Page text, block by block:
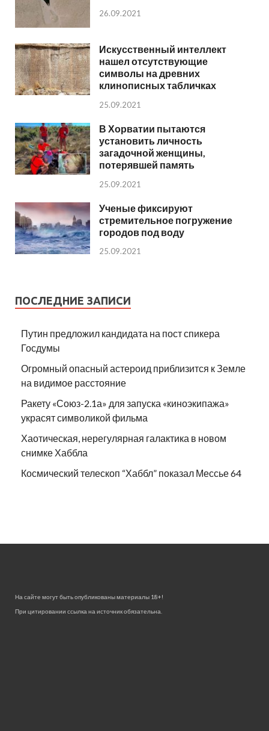
26.09.2021
Искусственный интеллект
нашел отсутствующие
символы на древних
клинописных табличках
25.09.2021
В Хорватии пытаются
установить личность
загадочной женщины,
потерявшей память
25.09.2021
Ученые фиксируют
стремительное погружение
городов под воду
25.09.2021
ПОСЛЕДНИЕ ЗАПИСИ
Путин предложил кандидата на пост спикера
Госдумы
Огромный опасный астероид приблизится к Земле
на видимое расстояние
Ракету «Союз-2.1а» для запуска «киноэкипажа»
украсят символикой фильма
Хаотическая, нерегулярная галактика в новом
снимке Хаббла
Космический телескоп “Хаббл” показал Мессье 64
На сайте могут быть опубликованы материалы 18+!
При цитировании ссылка на источник обязательна.